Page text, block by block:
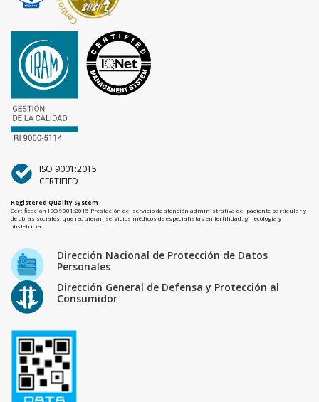
ISO 9001:2015
CERTIFIED
Registered Quality System
Certificación ISO 9001:2015 Prestación del servicio de atención administrativa del paciente particular y
de obras sociales, que requieran servicios médicos de especialistas en fertilidad, ginecología y
obstetricia.
Dirección Nacional de Protección de Datos
Personales
Dirección General de Defensa y Protección al
Consumidor